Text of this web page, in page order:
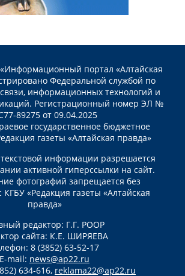
портал «Алтайская
Федеральной службой по
информационных технологий и
Регистрационный номер ЭЛ №
89275 от 09.04.2025
государственное бюджетное
газеты «Алтайская правда»
информации разрешается
активной гиперссылки на сайт.
фотографий запрещается без
КГБУ «Редакция газеты «Алтайская
правда»
редактор: Г.Г. РООР
сайта: К.Е. ШИРЯЕВА
8 (3852) 63-52-17
E-mail: news@ap22.ru
634-616, reklama22@ap22.ru